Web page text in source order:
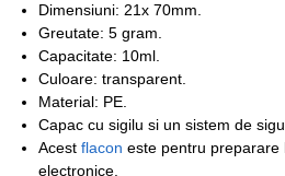
Dimensiuni: 21x 70mm.
Greutate: 5 gram.
Capacitate: 10ml.
Culoare: transparent.
Material: PE.
Capac cu sigilu si un sistem de
Acest flacon este pentru preparare
electronice.